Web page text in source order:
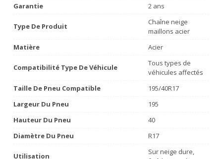
Garantie
2 ans
Type De Produit
Chaîne neige
maillons acier
Matière
Acier
Compatibilité Type De Véhicule
Tous types de
véhicules affectés
Taille De Pneu Compatible
195/40R17
Largeur Du Pneu
195
Hauteur Du Pneu
40
Diamètre Du Pneu
R17
Utilisation
Sur neige dure,